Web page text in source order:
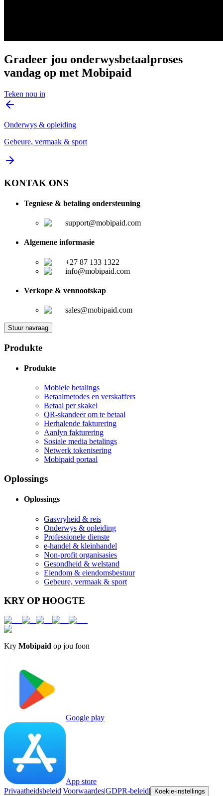
Gradeer jou onderwysbetaalproses
vandag op met Mobipaid
Teken nou in
Onderwys & opleiding
Gebeure, vermaak & sport
KONTAK ONS
Tegniese & betaling ondersteuning
support@mobipaid.com
Algemene informasie
+27 87 133 1322
info@mobipaid.com
Verkope & vennootskap
sales@mobipaid.com
Stuur navraag
Produkte
Produkte
Mobiele betalings
Betaalmetodes en verskaffers
Betaal per skakel
QR-skandeer om te betaal
Herhalende fakturering
Aanlyn fakturering
Sosiale media betalings
Netwerk tokenisering
Mobipaid portaal
Oplossings
Oplossings
Gasvryheid & reis
Onderwys & opleiding
Professionele dienste
e-handel & kleinhandel
Non-profit organisasies
Gesondheid & welstand
Eiendom & eiendomsbestuur
Gebeure, vermaak & sport
KRY OP HOOGTE
Kry Mobipaid op jou foon
Google play
App store
Privaatheidsbeleid|Voorwaardes|GDPR-beleid| Koekie-instellings